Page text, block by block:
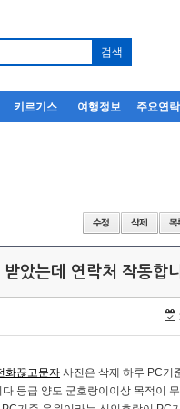
키르기스 여행정보 주요연
았는데 연락처 작동합
화끊고문자 사진은 삭제 하루 PC기
등급 양도 군호랑이이상 목적이